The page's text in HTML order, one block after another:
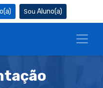
Aluno(a)